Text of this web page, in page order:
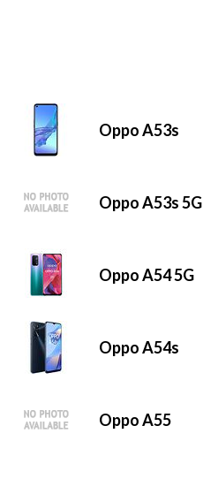
Oppo A53s
Oppo A53s 5G
Oppo A54 5G
Oppo A54s
Oppo A55